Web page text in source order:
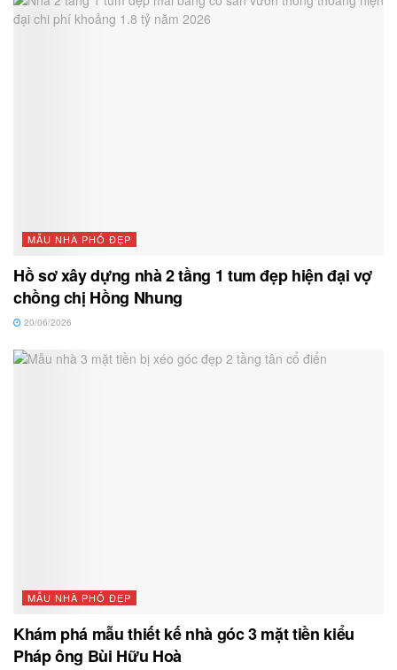
MẪU NHÀ PHỐ ĐẸP
Hồ sơ xây dựng nhà 2 tầng 1 tum đẹp hiện đại vợ
chồng chị Hồng Nhung
20/06/2026
MẪU NHÀ PHỐ ĐẸP
Khám phá mẫu thiết kế nhà góc 3 mặt tiền kiểu
Pháp ông Bùi Hữu Hoà